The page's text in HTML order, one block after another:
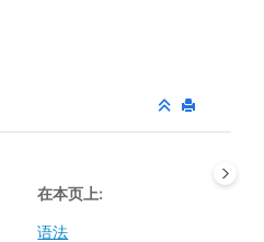
在本页上
语法